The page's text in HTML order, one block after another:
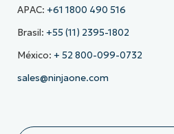
APAC: +61 1800 490 516
Brasil: +55 (11) 2395-1802
México: + 52 800-099-0732
sales@ninjaone.com